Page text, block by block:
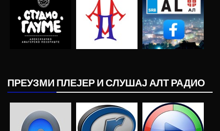
ПРЕУЗМИ ПЛЕЈЕР И СЛУШАЈ АЛТ РАДИО